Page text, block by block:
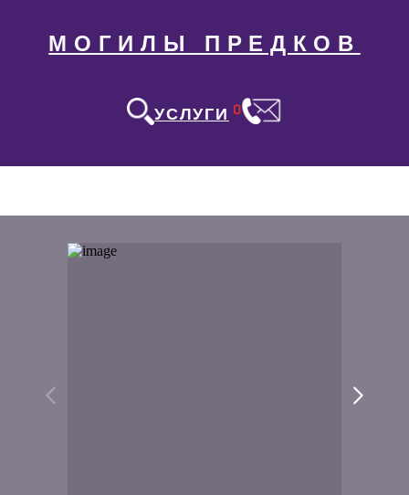
МОГИЛЫ ПРЕДКОВ
УСЛУГИ 0